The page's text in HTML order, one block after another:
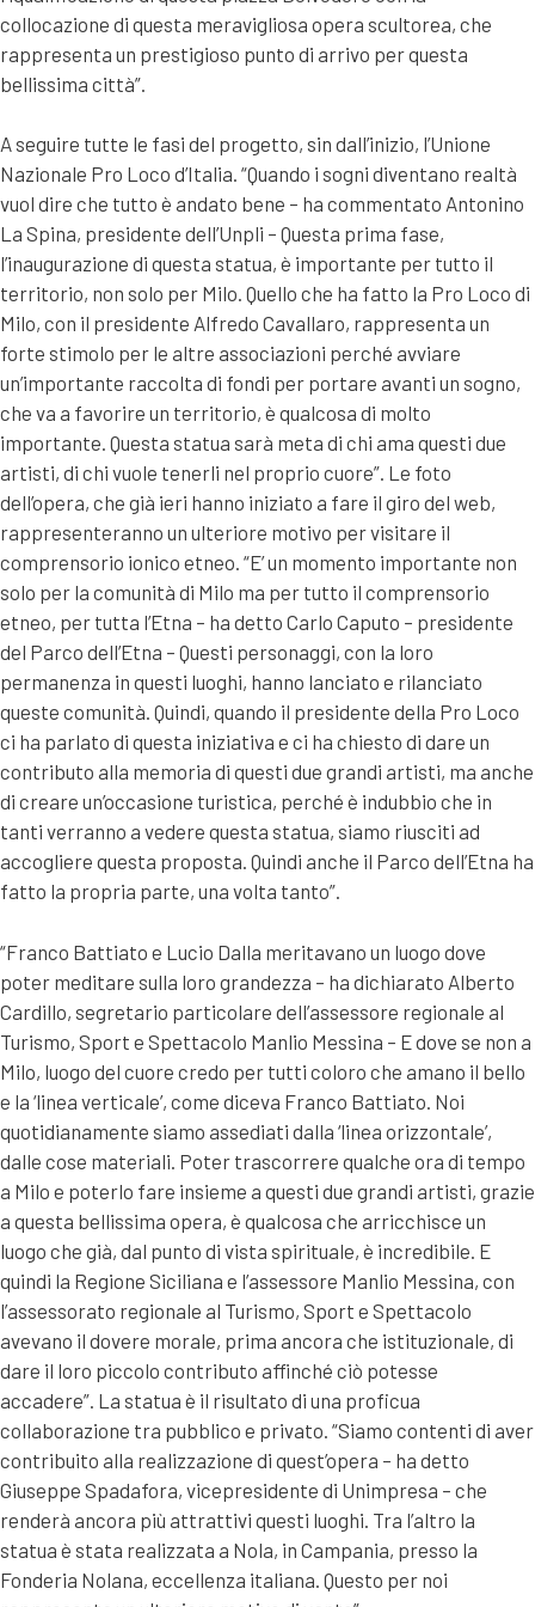
collocazione di questa meravigliosa opera scultorea, che
rappresenta un prestigioso punto di arrivo per questa
bellissima città”.
A seguire tutte le fasi del progetto, sin dall’inizio, l’Unione
Nazionale Pro Loco d’Italia. “Quando i sogni diventano realtà
vuol dire che tutto è andato bene – ha commentato Antonino
La Spina, presidente dell’Unpli – Questa prima fase,
l’inaugurazione di questa statua, è importante per tutto il
territorio, non solo per Milo. Quello che ha fatto la Pro Loco di
Milo, con il presidente Alfredo Cavallaro, rappresenta un
forte stimolo per le altre associazioni perché avviare
un’importante raccolta di fondi per portare avanti un sogno,
che va a favorire un territorio, è qualcosa di molto
importante. Questa statua sarà meta di chi ama questi due
artisti, di chi vuole tenerli nel proprio cuore”. Le foto
dell’opera, che già ieri hanno iniziato a fare il giro del web,
rappresenteranno un ulteriore motivo per visitare il
comprensorio ionico etneo. “E’ un momento importante non
solo per la comunità di Milo ma per tutto il comprensorio
etneo, per tutta l’Etna – ha detto Carlo Caputo – presidente
del Parco dell’Etna – Questi personaggi, con la loro
permanenza in questi luoghi, hanno lanciato e rilanciato
queste comunità. Quindi, quando il presidente della Pro Loco
ci ha parlato di questa iniziativa e ci ha chiesto di dare un
contributo alla memoria di questi due grandi artisti, ma anche
di creare un’occasione turistica, perché è indubbio che in
tanti verranno a vedere questa statua, siamo riusciti ad
accogliere questa proposta. Quindi anche il Parco dell’Etna ha
fatto la propria parte, una volta tanto”.
“Franco Battiato e Lucio Dalla meritavano un luogo dove
poter meditare sulla loro grandezza – ha dichiarato Alberto
Cardillo, segretario particolare dell’assessore regionale al
Turismo, Sport e Spettacolo Manlio Messina – E dove se non a
Milo, luogo del cuore credo per tutti coloro che amano il bello
e la ‘linea verticale’, come diceva Franco Battiato. Noi
quotidianamente siamo assediati dalla ‘linea orizzontale’,
dalle cose materiali. Poter trascorrere qualche ora di tempo
a Milo e poterlo fare insieme a questi due grandi artisti, grazie
a questa bellissima opera, è qualcosa che arricchisce un
luogo che già, dal punto di vista spirituale, è incredibile. E
quindi la Regione Siciliana e l’assessore Manlio Messina, con
l’assessorato regionale al Turismo, Sport e Spettacolo
avevano il dovere morale, prima ancora che istituzionale, di
dare il loro piccolo contributo affinché ciò potesse
accadere”. La statua è il risultato di una proficua
collaborazione tra pubblico e privato. “Siamo contenti di aver
contribuito alla realizzazione di quest’opera – ha detto
Giuseppe Spadafora, vicepresidente di Unimpresa – che
renderà ancora più attrattivi questi luoghi. Tra l’altro la
statua è stata realizzata a Nola, in Campania, presso la
Fonderia Nolana, eccellenza italiana. Questo per noi